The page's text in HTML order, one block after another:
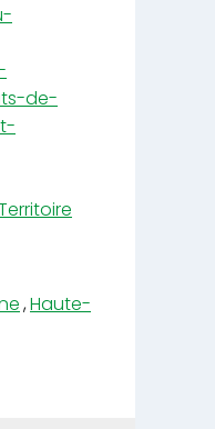
de-
,Haute-